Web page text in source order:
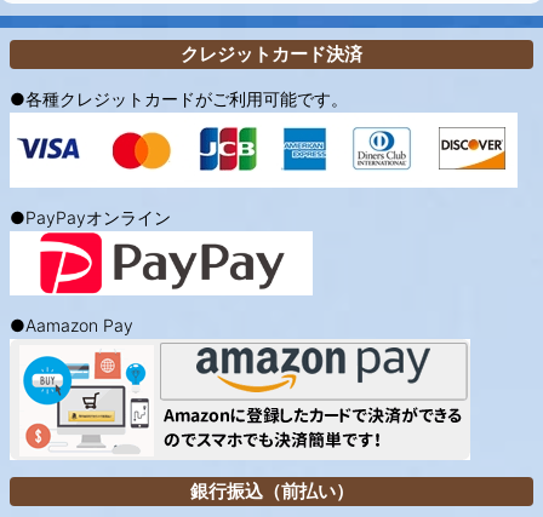
クレジットカード決済
●各種クレジットカードがご利用可能です。
●PayPayオンライン
●Aamazon Pay
銀行振込（前払い）